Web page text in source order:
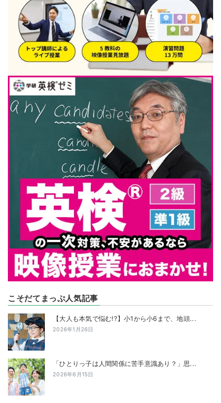
こそだてまっぷ人気記事
【大人も本気で悩む!?】小1から小6まで、地頭...
2026年1月26日
「ひとりっ子は人間関係に苦手意識あり？」思...
2026年6月15日